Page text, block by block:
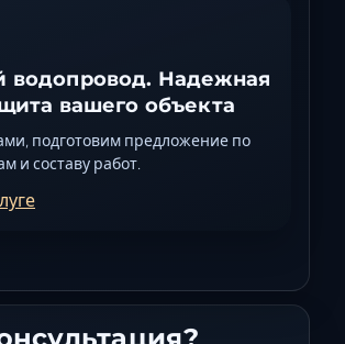
водопровод. Надежная
вашего объекта
подготовим предложение по
и составу работ.